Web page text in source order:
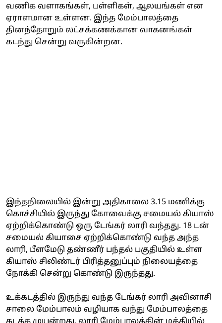
வணிக வளாகங்கள், பள்ளிகள், ஆலயங்கள் என
ஏராளமான உள்ளன. இந்த மேம்பாலத்தை
தினந்தோறும் லட்சக்கணக்கான வாகனங்கள்
கடந்து சென்று வருகின்றன.
இந்தநிலையில் இன்று அதிகாலை 3.15 மணிக்கு
கொச்சியில் இருந்து கோவைக்கு சமையல் கியாஸ்
ஏற்றிக்கொண்டு ஒரு டேங்கர் லாரி வந்தது. 18 டன்
சமையல் கியாசை ஏற்றிக்கொண்டு வந்த அந்த
லாரி, பீளமேடு தண்ணீர் பந்தல் பகுதியில் உள்ள
கியாஸ் சிலிண்டர் பிரித்தனுப்பும் நிலையத்தை
நோக்கி சென்று கொண்டு இருந்தது.
உக்கடத்தில் இருந்து வந்த டேங்கர் லாரி அவினாசி
சாலை மேம்பாலம் வழியாக வந்து மேம்பாலத்தை